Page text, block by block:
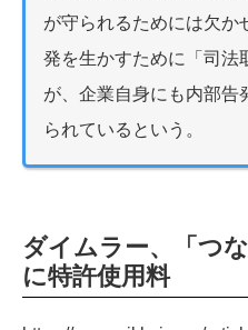
が守られるためには欠か
発を生かすために「司法
が、企業自身にも内部告
られているという。
ダイムラー、「つ
に特許使用料